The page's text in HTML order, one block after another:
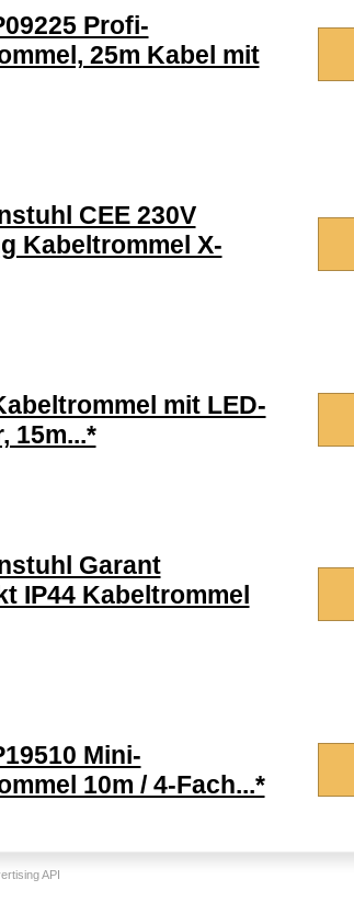
Profi-
25m Kabel mit
CEE 230V
Kabeltrommel X-
mit LED-
15m...*
Garant
IP44 Kabeltrommel
Mini-
10m / 4-Fach...*
API